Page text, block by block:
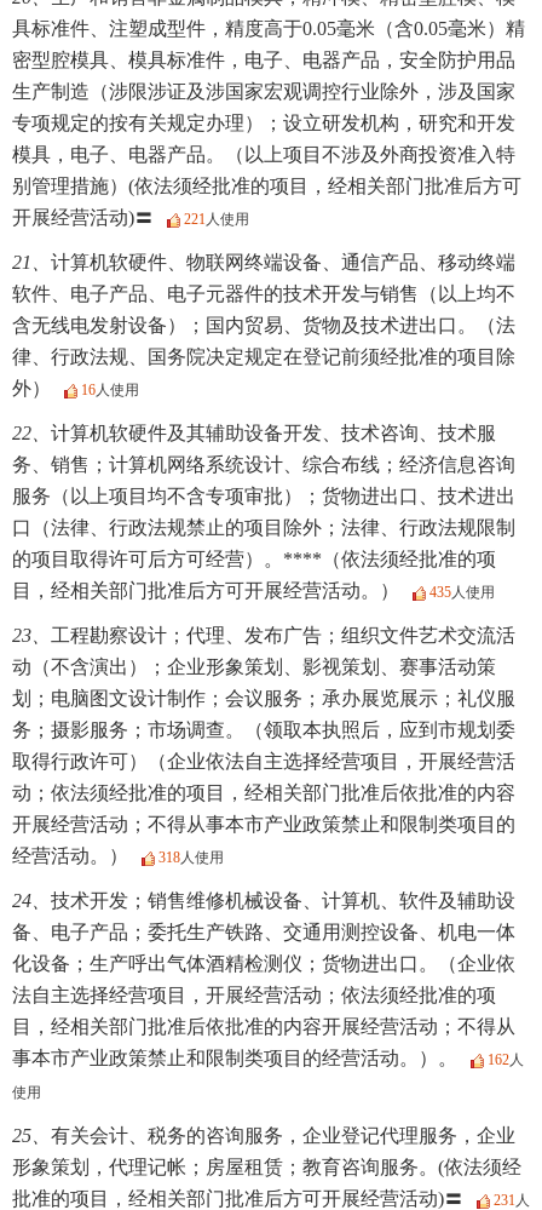
具标准件、注塑成型件，精度高于0.05毫米（含0.05毫米）精
密型腔模具、模具标准件，电子、电器产品，安全防护用品
生产制造（涉限涉证及涉国家宏观调控行业除外，涉及国家
专项规定的按有关规定办理）；设立研发机构，研究和开发
模具，电子、电器产品。（以上项目不涉及外商投资准入特
别管理措施）(依法须经批准的项目，经相关部门批准后方可
开展经营活动)〓
221人使用
21、 计算机软硬件、物联网终端设备、通信产品、移动终端
软件、电子产品、电子元器件的技术开发与销售（以上均不
含无线电发射设备）；国内贸易、货物及技术进出口。（法
律、行政法规、国务院决定规定在登记前须经批准的项目除
外）
16人使用
22、 计算机软硬件及其辅助设备开发、技术咨询、技术服
务、销售；计算机网络系统设计、综合布线；经济信息咨询
服务（以上项目均不含专项审批）；货物进出口、技术进出
口（法律、行政法规禁止的项目除外；法律、行政法规限制
的项目取得许可后方可经营）。****（依法须经批准的项
目，经相关部门批准后方可开展经营活动。）
435人使用
23、 工程勘察设计；代理、发布广告；组织文件艺术交流活
动（不含演出）；企业形象策划、影视策划、赛事活动策
划；电脑图文设计制作；会议服务；承办展览展示；礼仪服
务；摄影服务；市场调查。（领取本执照后，应到市规划委
取得行政许可）（企业依法自主选择经营项目，开展经营活
动；依法须经批准的项目，经相关部门批准后依批准的内容
开展经营活动；不得从事本市产业政策禁止和限制类项目的
经营活动。）
318人使用
24、 技术开发；销售维修机械设备、计算机、软件及辅助设
备、电子产品；委托生产铁路、交通用测控设备、机电一体
化设备；生产呼出气体酒精检测仪；货物进出口。（企业依
法自主选择经营项目，开展经营活动；依法须经批准的项
目，经相关部门批准后依批准的内容开展经营活动；不得从
事本市产业政策禁止和限制类项目的经营活动。）。
162人
使用
25、 有关会计、税务的咨询服务，企业登记代理服务，企业
形象策划，代理记帐；房屋租赁；教育咨询服务。(依法须经
批准的项目，经相关部门批准后方可开展经营活动)〓
231人